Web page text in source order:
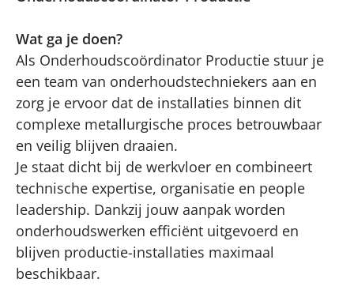
Wat ga je doen?
Als Onderhoudscoördinator Productie stuur je
een team van onderhoudstechniekers aan en
zorg je ervoor dat de installaties binnen dit
complexe metallurgische proces betrouwbaar
en veilig blijven draaien.
Je staat dicht bij de werkvloer en combineert
technische expertise, organisatie en people
leadership. Dankzij jouw aanpak worden
onderhoudswerken efficiënt uitgevoerd en
blijven productie-installaties maximaal
beschikbaar.